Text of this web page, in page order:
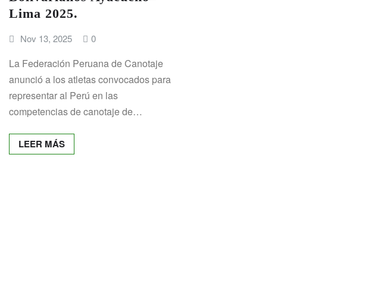
Lima 2025.
Nov 13, 2025 0
La Federación Peruana de Canotaje
anunció a los atletas convocados para
representar al Perú en las
competencias de canotaje de…
LEER MÁS